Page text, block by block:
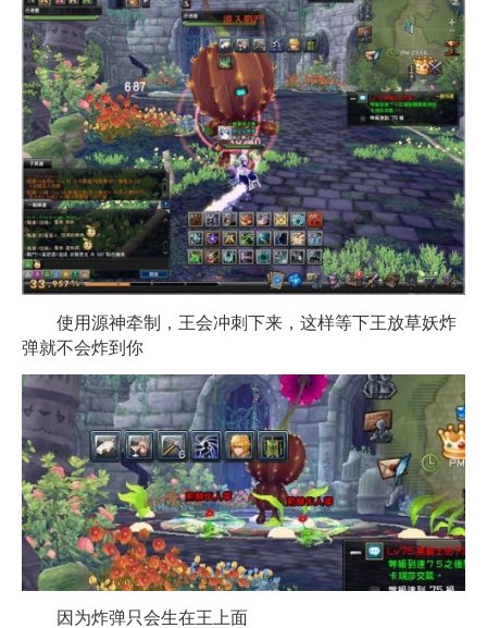
使用源神牵制，王会冲刺下来，这样等下王放草妖炸
弹就不会炸到你
因为炸弹只会生在王上面